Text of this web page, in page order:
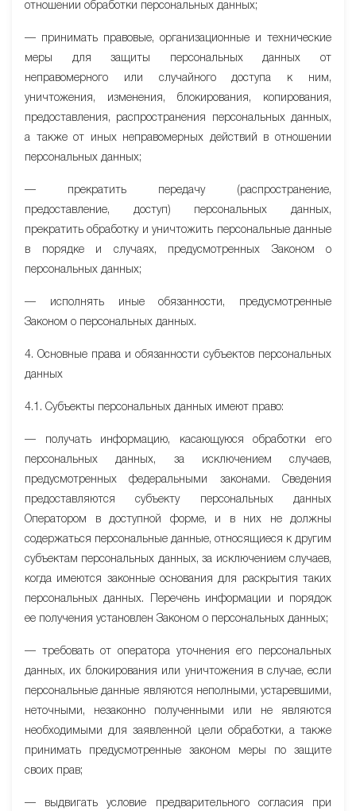
отношении обработки персональных данных;
— принимать правовые, организационные и технические
меры для защиты персональных данных от
неправомерного или случайного доступа к ним,
уничтожения, изменения, блокирования, копирования,
предоставления, распространения персональных данных,
а также от иных неправомерных действий в отношении
персональных данных;
— прекратить передачу (распространение,
предоставление, доступ) персональных данных,
прекратить обработку и уничтожить персональные данные
в порядке и случаях, предусмотренных Законом о
персональных данных;
— исполнять иные обязанности, предусмотренные
Законом о персональных данных.
4. Основные права и обязанности субъектов персональных
данных
4.1. Субъекты персональных данных имеют право:
— получать информацию, касающуюся обработки его
персональных данных, за исключением случаев,
предусмотренных федеральными законами. Сведения
предоставляются субъекту персональных данных
Оператором в доступной форме, и в них не должны
содержаться персональные данные, относящиеся к другим
субъектам персональных данных, за исключением случаев,
когда имеются законные основания для раскрытия таких
персональных данных. Перечень информации и порядок
ее получения установлен Законом о персональных данных;
— требовать от оператора уточнения его персональных
данных, их блокирования или уничтожения в случае, если
персональные данные являются неполными, устаревшими,
неточными, незаконно полученными или не являются
необходимыми для заявленной цели обработки, а также
принимать предусмотренные законом меры по защите
своих прав;
— выдвигать условие предварительного согласия при